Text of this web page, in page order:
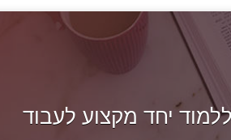
יחד מקצוע לעבוד